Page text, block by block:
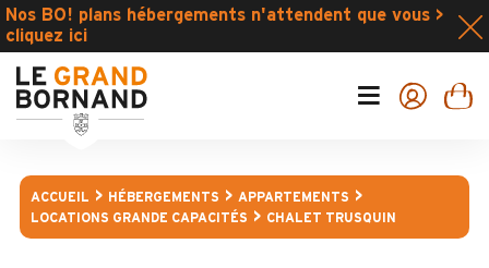
Nos BO! plans hébergements n'attendent que vous >
cliquez ici
ACCUEIL HÉBERGEMENTS
APPARTEMENTS
LOCATIONS GRANDE CAPACITÉS
CHALET TRUSQUIN